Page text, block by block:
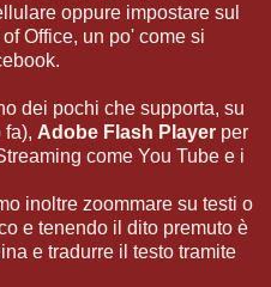
oppure impostare sul
Office, un po' come si
dei pochi che supporta, su
fa), Adobe Flash Player per
come You Tube e i
inoltre zoommare su testi o
e tenendo il dito premuto è
e tradurre il testo tramite